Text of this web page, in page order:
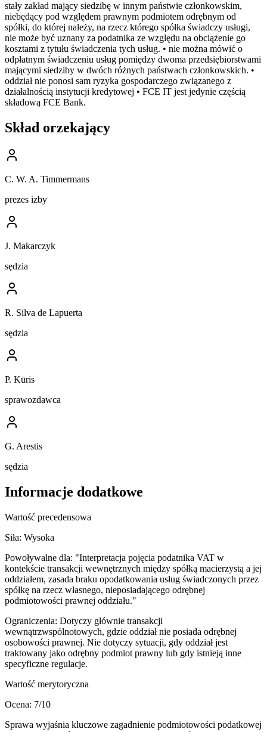
stały zakład mający siedzibę w innym państwie członkowskim,
niebędący pod względem prawnym podmiotem odrębnym od
spółki, do której należy, na rzecz którego spółka świadczy usługi,
nie może być uznany za podatnika ze względu na obciążenie go
kosztami z tytułu świadczenia tych usług. • nie można mówić o
odpłatnym świadczeniu usług pomiędzy dwoma przedsiębiorstwami
mającymi siedziby w dwóch różnych państwach członkowskich. •
oddział nie ponosi sam ryzyka gospodarczego związanego z
działalnością instytucji kredytowej • FCE IT jest jedynie częścią
składową FCE Bank.
Skład orzekający
C. W. A. Timmermans
prezes izby
J. Makarczyk
sędzia
R. Silva de Lapuerta
sędzia
P. Kūris
sprawozdawca
G. Arestis
sędzia
Informacje dodatkowe
Wartość precedensowa
Siła: Wysoka
Powoływalne dla: "Interpretacja pojęcia podatnika VAT w
kontekście transakcji wewnętrznych między spółką macierzystą a jej
oddziałem, zasada braku opodatkowania usług świadczonych przez
spółkę na rzecz własnego, nieposiadającego odrębnej
podmiotowości prawnej oddziału."
Ograniczenia: Dotyczy głównie transakcji
wewnątrzwspólnotowych, gdzie oddział nie posiada odrębnej
osobowości prawnej. Nie dotyczy sytuacji, gdy oddział jest
traktowany jako odrębny podmiot prawny lub gdy istnieją inne
specyficzne regulacje.
Wartość merytoryczna
Ocena: 7/10
Sprawa wyjaśnia kluczowe zagadnienie podmiotowości podatkowej